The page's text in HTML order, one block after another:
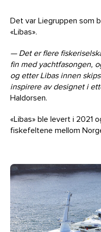
Det var Liegruppen som
«Libas».
— Det er flere
fin med yachtfasongen,
og etter Libas innen
inspirere av designet i
Haldorsen.
«Libas» ble levert i 2021
fiskefeltene mellom